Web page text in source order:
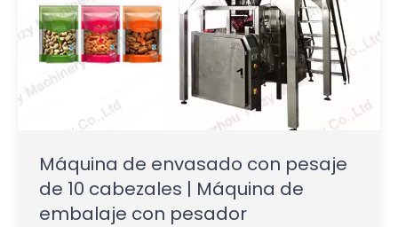
Máquina de envasado con pesaje
de 10 cabezales | Máquina de
embalaje con pesador